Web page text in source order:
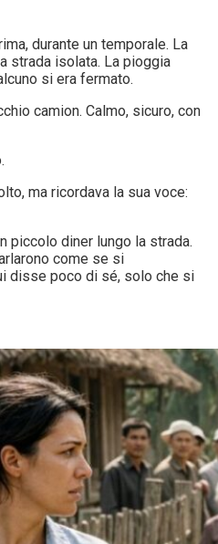
durante un temporale. La
strada isolata. La pioggia
si era fermato.
camion. Calmo, sicuro, con
ma ricordava la sua voce:
piccolo diner lungo la strada.
come se si
disse poco di sé, solo che si